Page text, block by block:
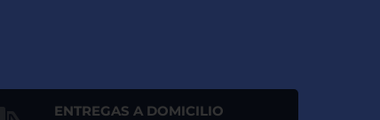
ENTREGAS A DOMICILIO